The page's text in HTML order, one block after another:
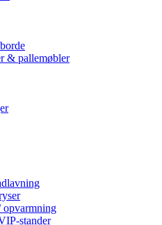
& pallemøbler
opvarmning
stander